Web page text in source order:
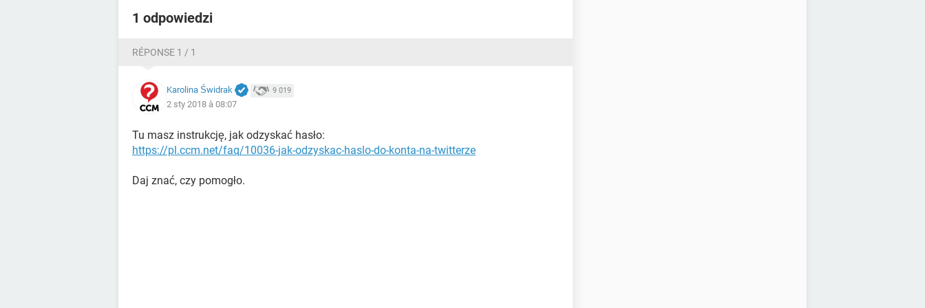
1 odpowiedzi
RÉPONSE 1 / 1
Karolina Świdrak 9 019
2 sty 2018 à 08:07
Tu masz instrukcję, jak odzyskać hasło:
https://pl.ccm.net/faq/10036-jak-odzyskac-haslo-do-konta-na-twitterze
Daj znać, czy pomogło.